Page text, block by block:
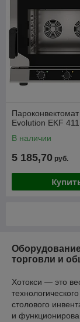
Evolution EKF
В наличии
5 185,70 руб.
торговли и
Хотокси — это
столового
и